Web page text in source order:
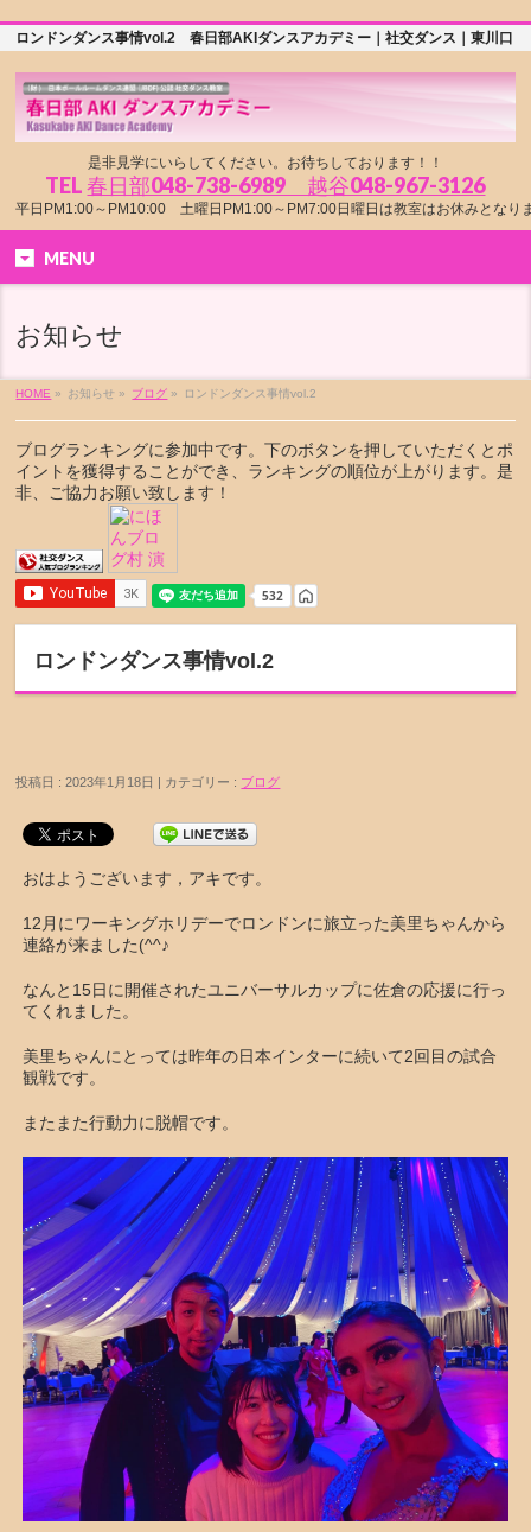
ロンドンダンス事情vol.2 春日部AKIダンスアカデミー｜社交ダンス｜東川口
是非見学にいらしてください。お待ちしております！！
TEL春日部048-738-6989 越谷048-967-3126
平日PM1:00～PM10:00 土曜日PM1:00～PM7:00日曜日は教室はお休みとなり
MENU
お知らせ
HOME » お知らせ » ブログ » ロンドンダンス事情vol.2
ブログランキングに参加中です。下のボタンを押していただくとポ
イントを獲得することができ、ランキングの順位が上がります。是
非、ご協力お願い致します！
ロンドンダンス事情vol.2
投稿日 : 2023年1月18日 | カテゴリー : ブログ
おはようございます，アキです。
12月にワーキングホリデーでロンドンに旅立った美里ちゃんから
連絡が来ました(^^♪
なんと15日に開催されたユニバーサルカップに佐倉の応援に行っ
てくれました。
美里ちゃんにとっては昨年の日本インターに続いて2回目の試合
観戦です。
またまた行動力に脱帽です。